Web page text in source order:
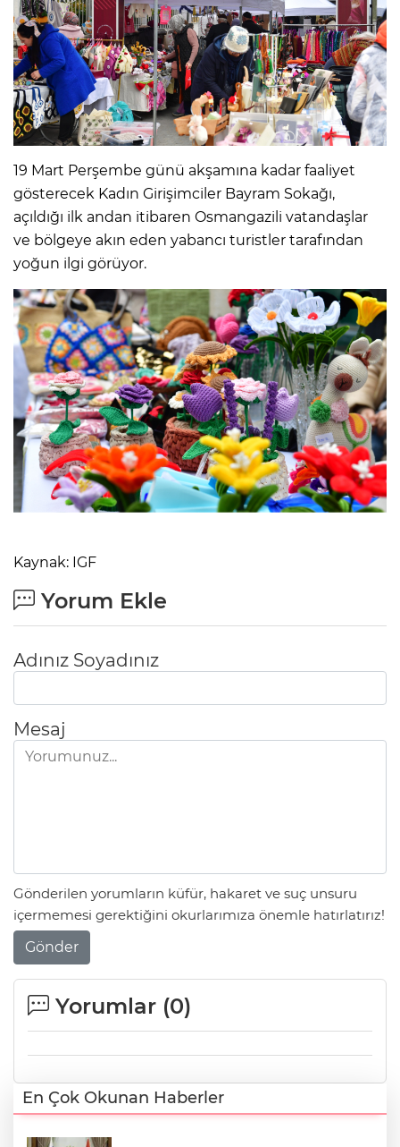
19 Mart Perşembe günü akşamına kadar faaliyet
gösterecek Kadın Girişimciler Bayram Sokağı,
açıldığı ilk andan itibaren Osmangazili vatandaşlar
ve bölgeye akın eden yabancı turistler tarafından
yoğun ilgi görüyor.
Kaynak: IGF
Yorum Ekle
Adınız Soyadınız
Mesaj
Gönderilen yorumların küfür, hakaret ve suç unsuru
içermemesi gerektiğini okurlarımıza önemle hatırlatırız!
Gönder
Yorumlar (0)
En Çok Okunan Haberler